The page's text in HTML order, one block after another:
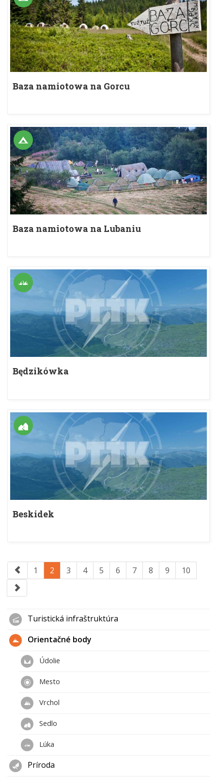
Baza namiotowa na Gorcu
Baza namiotowa na Lubaniu
Będzikówka
Beskidek
1 2 3 4 5 6 7 8 9 10
Turistická infraštruktúra
Orientačné body
Údolie
Mesto
Vrchol
Sedlo
Lúka
Príroda